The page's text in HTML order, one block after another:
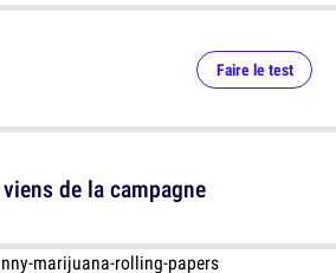
Faire le test
de la campagne